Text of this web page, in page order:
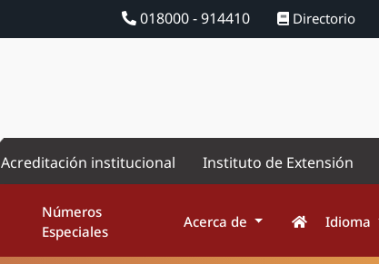
018000 - 914410 Directorio
Acreditación institucional Instituto de Extensión
Números
Especiales
Acerca de Idioma